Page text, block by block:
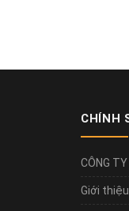
CHÍNH
CÔNG
Giới thiệu